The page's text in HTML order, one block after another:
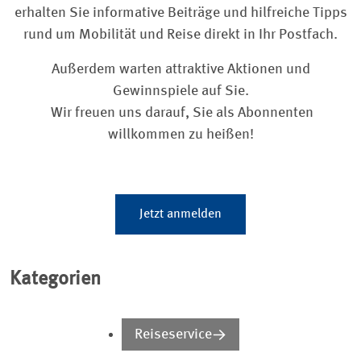
erhalten Sie informative Beiträge und hilfreiche Tipps
rund um Mobilität und Reise direkt in Ihr Postfach.
Außerdem warten attraktive Aktionen und
Gewinnspiele auf Sie.
Wir freuen uns darauf, Sie als Abonnenten
willkommen zu heißen!
Jetzt anmelden
Kategorien
Reiseservice